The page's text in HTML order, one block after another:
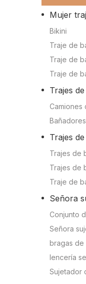
Mujer
Bikini
Traje de
Traje de
Traje de
Trajes
Camiones
Trajes
Trajes de
Trajes de
Traje de
Señora
Señora
bragas de
lencería
Sujetador